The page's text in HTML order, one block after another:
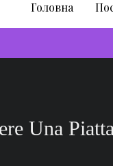
Головна
Una